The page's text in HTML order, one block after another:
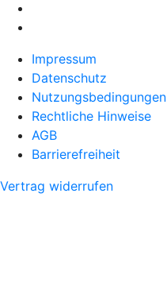
Impressum
Datenschutz
Nutzungsbedingungen
Rechtliche Hinweise
AGB
Barrierefreiheit
Vertrag widerrufen